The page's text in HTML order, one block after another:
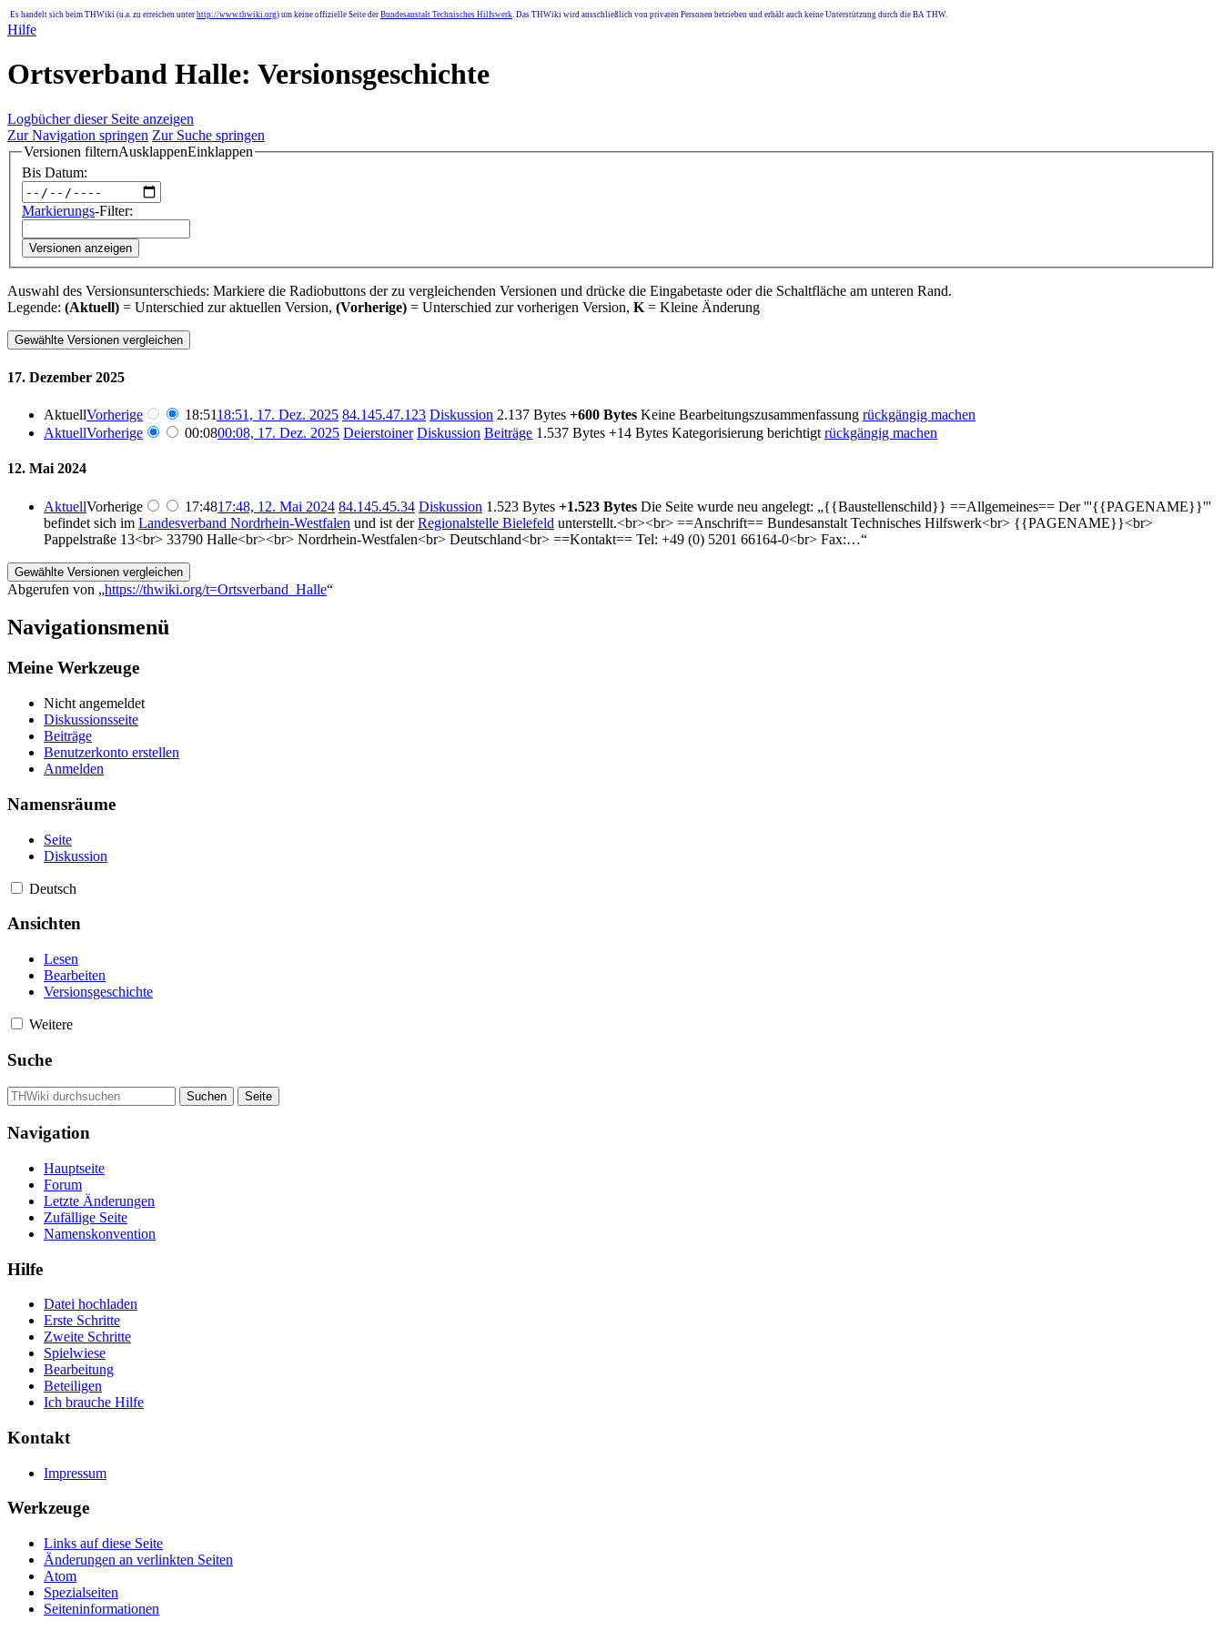
Es handelt sich beim THWiki (u.a. zu erreichen unter http://www.thwiki.org) um keine offizielle Seite der Bundesanstalt Technisches Hilfswerk. Das THWiki wird ausschließlich von privaten Personen betrieben und erhält auch keine Unterstützung durch die BA THW.
Hilfe
Ortsverband Halle: Versionsgeschichte
Logbücher dieser Seite anzeigen
Zur Navigation springen Zur Suche springen
Versionen filternAusklappenEinklappen
Bis Datum:
Markierungs-Filter:
Versionen anzeigen
Auswahl des Versionsunterschieds: Markiere die Radiobuttons der zu vergleichenden Versionen und drücke die Eingabetaste oder die Schaltfläche am unteren Rand.
Legende: (Aktuell) = Unterschied zur aktuellen Version, (Vorherige) = Unterschied zur vorherigen Version, K= Kleine Änderung
17. Dezember 2025
AktuellVorherige 18:5118:51, 17. Dez. 2025 84.145.47.123 Diskussion 2.137 Bytes +600 Bytes Keine Bearbeitungszusammenfassung rückgängig machen
AktuellVorherige 00:0800:08, 17. Dez. 2025 Deierstoiner Diskussion Beiträge 1.537 Bytes +14 Bytes Kategorisierung berichtigt rückgängig machen
12. Mai 2024
AktuellVorherige 17:4817:48, 12. Mai 2024 84.145.45.34 Diskussion 1.523 Bytes +1.523 Bytes Die Seite wurde neu angelegt: „{{Baustellenschild}} ==Allgemeines== Der '''{{PAGENAME}}'''
befindet sich im Landesverband Nordrhein-Westfalen und ist derRegionalstelle Bielefeld unterstellt.<br><br> ==Anschrift== Bundesanstalt Technisches Hilfswerk<br> {{PAGENAME}}<br>
Pappelstraße 13<br> 33790 Halle<br><br> Nordrhein-Westfalen<br> Deutschland<br> ==Kontakt== Tel: +49 (0) 5201 66164-0<br> Fax:…“
Abgerufen von „https://thwiki.org/t=Ortsverband_Halle“
Navigationsmenü
Meine Werkzeuge
Nicht angemeldet
Diskussionsseite
Beiträge
Benutzerkonto erstellen
Anmelden
Namensräume
Seite
Diskussion
Deutsch
Ansichten
Lesen
Bearbeiten
Versionsgeschichte
Weitere
Suche
Navigation
Hauptseite
Forum
Letzte Änderungen
Zufällige Seite
Namenskonvention
Hilfe
Datei hochladen
Erste Schritte
Zweite Schritte
Spielwiese
Bearbeitung
Beteiligen
Ich brauche Hilfe
Kontakt
Impressum
Werkzeuge
Links auf diese Seite
Änderungen an verlinkten Seiten
Atom
Spezialseiten
Seiten­informationen